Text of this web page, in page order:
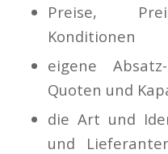
Preise,
Konditionen
eigene
Quoten und
die Art und
und